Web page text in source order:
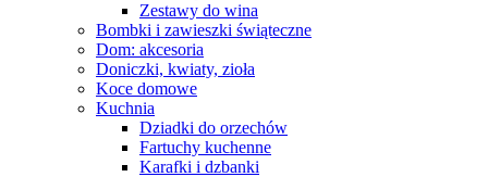
Zestawy do wina
Bombki i zawieszki świąteczne
Dom: akcesoria
Doniczki, kwiaty, zioła
Koce domowe
Kuchnia
Dziadki do orzechów
Fartuchy kuchenne
Karafki i dzbanki